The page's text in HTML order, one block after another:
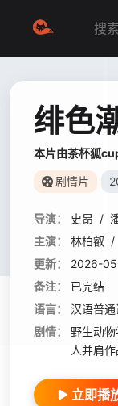
绯色
本片由茶杯狐
剧情片
导演： 史昂 /
主演：
林柏叡 /
更新：
2026-
备注：
已完结
语言：
汉语普通
剧情：
野生动
人并肩
立即播